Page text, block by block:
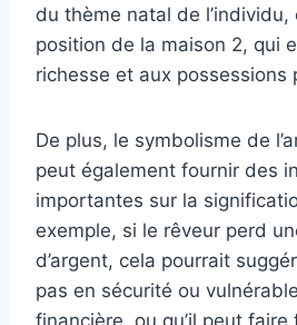
du thème natal de
position de la maison 2, qui
richesse et aux possessions
De plus, le symbolisme de
peut également fournir des
importantes sur la
exemple, si le rêveur perd
d’argent, cela pourrait
pas en sécurité ou